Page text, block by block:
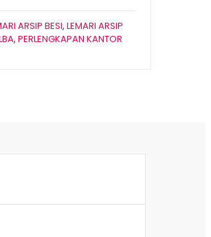
ARSIP BESI, LEMARI ARSIP
, PERLENGKAPAN KANTOR